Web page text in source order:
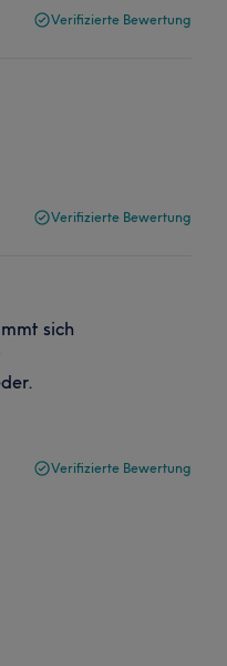
Verifizierte Bewertung
Verifizierte Bewertung
sich
Verifizierte Bewertung